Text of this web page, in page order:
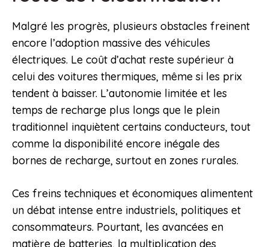
Malgré les progrès, plusieurs obstacles freinent
encore l’adoption massive des véhicules
électriques. Le coût d’achat reste supérieur à
celui des voitures thermiques, même si les prix
tendent à baisser. L’autonomie limitée et les
temps de recharge plus longs que le plein
traditionnel inquiètent certains conducteurs, tout
comme la disponibilité encore inégale des
bornes de recharge, surtout en zones rurales.
Ces freins techniques et économiques alimentent
un débat intense entre industriels, politiques et
consommateurs. Pourtant, les avancées en
matière de batteries, la multiplication des